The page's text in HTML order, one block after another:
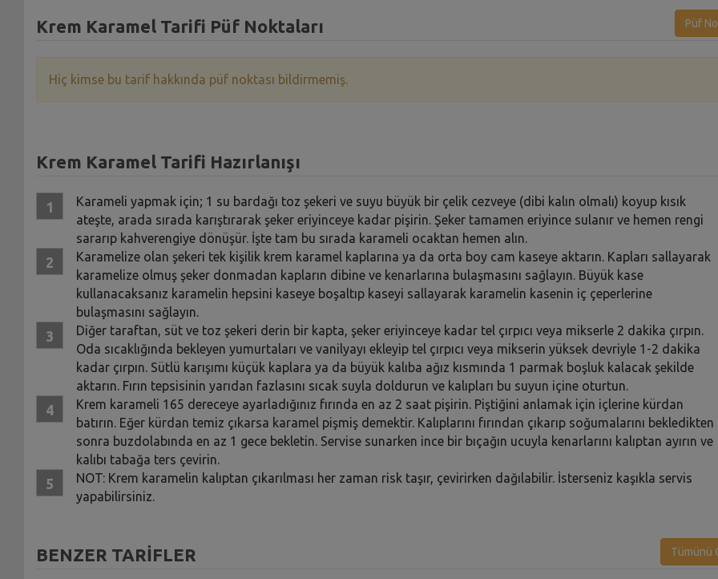
Krem Karamel Tarifi Püf Noktaları Püf
Hiç kimse bu tarif hakkında püf noktası bildirmemiş.
Krem Karamel Tarifi Hazırlanışı
Karameli yapmak için; 1 su bardağı toz şekeri ve suyu büyük bir çelik cezveye (dibi kalın olmalı) koyup kısık
ateşte, arada sırada karıştırarak şeker eriyinceye kadar pişirin. Şeker tamamen eriyince sulanır ve hemen rengi
sararıp kahverengiye dönüşür. İşte tam bu sırada karameli ocaktan hemen alın.
Karamelize olan şekeri tek kişilik krem karamel kaplarına ya da orta boy cam kaseye aktarın. Kapları sallayarak
karamelize olmuş şeker donmadan kapların dibine ve kenarlarına bulaşmasını sağlayın. Büyük kase
kullanacaksanız karamelin hepsini kaseye boşaltıp kaseyi sallayarak karamelin kasenin iç çeperlerine
bulaşmasını sağlayın.
Diğer taraftan, süt ve toz şekeri derin bir kapta, şeker eriyinceye kadar tel çırpıcı veya mikserle 2 dakika çırpın.
Oda sıcaklığında bekleyen yumurtaları ve vanilyayı ekleyip tel çırpıcı veya mikserin yüksek devriyle 1-2 dakika
kadar çırpın. Sütlü karışımı küçük kaplara ya da büyük kalıba ağız kısmında 1 parmak boşluk kalacak şekilde
aktarın. Fırın tepsisinin yarıdan fazlasını sıcak suyla doldurun ve kalıpları bu suyun içine oturtun.
Krem karameli 165 dereceye ayarladığınız fırında en az 2 saat pişirin. Piştiğini anlamak için içlerine kürdan
batırın. Eğer kürdan temiz çıkarsa karamel pişmiş demektir. Kalıplarını fırından çıkarıp soğumalarını bekledikten
sonra buzdolabında en az 1 gece bekletin. Servise sunarken ince bir bıçağın ucuyla kenarlarını kalıptan ayırın ve
kalıbı tabağa ters çevirin.
NOT: Krem karamelin kalıptan çıkarılması her zaman risk taşır, çevirirken dağılabilir. İsterseniz kaşıkla servis
yapabilirsiniz.
BENZER TARİFLER Tümünü